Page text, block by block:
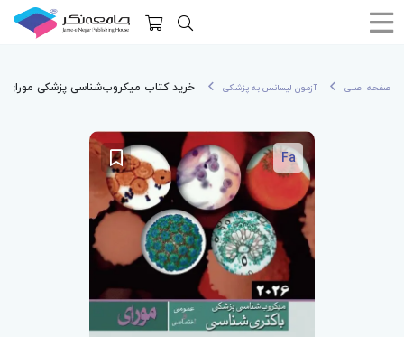
صفحه اصلی آزمون لیسانس به پزشکی خرید کتاب میکروب‌شناسی پزشکی مورای 2026 باکتری شناسی عمومی و اختصاصی
Fa